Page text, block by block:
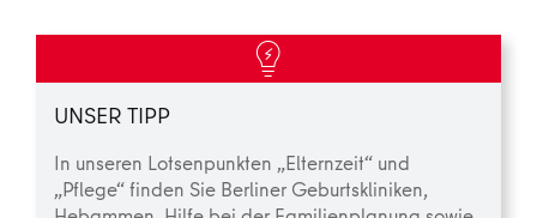
UNSER TIPP
In unseren Lotsenpunkten „Elternzeit“ und
„Pflege“ finden Sie Berliner Geburtskliniken,